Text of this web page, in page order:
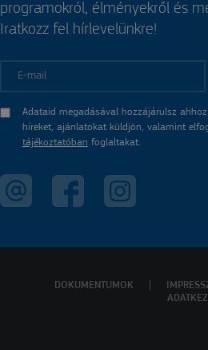
programokról, élményekről és
Iratkozz fel hírlevelünkre!
Adataid megadásával hozzájárulsz
híreket, ajánlatokat küldjön, valamint
tájékoztatóban foglaltakat.
DOKUMENTUMOK